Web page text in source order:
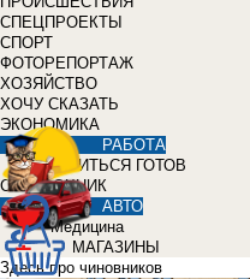
СПЕЦПРОЕКТЫ
СПОРТ
ФОТОРЕПОРТАЖ
ХОЗЯЙСТВО
ХОЧУ СКАЗАТЬ
ЭКОНОМИКА
РАБОТА
УЧИТЬСЯ ГОТОВ
СПРАВОЧНИК
АВТО
Медицина
МАГАЗИНЫ
Здесь про чиновников